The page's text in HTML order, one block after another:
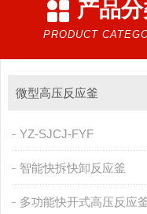
产品
PRODUCT
微型高压反应釜
YZ-SJCJ-FYF
智能快拆快卸反应釜
多功能快开式高压反应